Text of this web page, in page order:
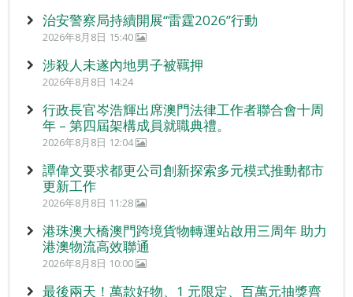
治安警察局持續開展“雷霆2026”行動
2026年8月8日 15:40
涉殺人未遂內地男子被羈押
2026年8月8日 14:24
行政長官岑浩輝出席澳門法律工作者聯合會十周
年 – 第四屆架構成員就職典禮。
2026年8月8日 12:04
譚偉文要求都更公司創新探索多元模式推動都市
更新工作
2026年8月8日 11:28
港珠澳大橋澳門跨境貨物轉運站啟用三周年 助力
港澳物流高效聯通
2026年8月8日 10:00
最後兩天！萬款好物、1 元限定、百萬元抽獎齊